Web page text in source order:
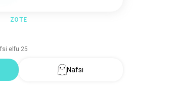
ZOTE
elfu 25
Nafsi